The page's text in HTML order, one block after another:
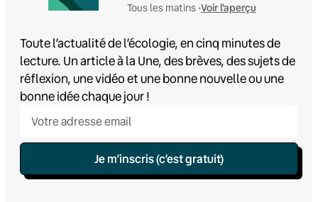
Tous les matins •Voir l'aperçu
Toute l’actualité de l’écologie, en cinq minutes de
lecture. Un article à la Une, des brèves, des sujets de
réflexion, une vidéo et une bonne nouvelle ou une
bonne idée chaque jour !
Je m’inscris (c’est gratuit)